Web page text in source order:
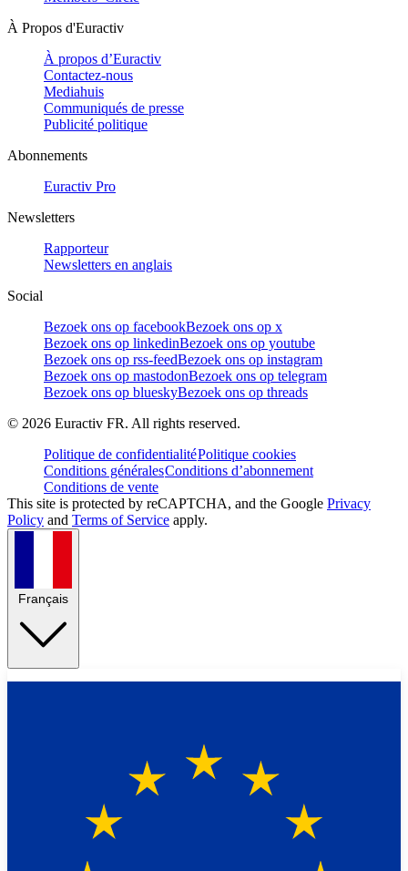
À Propos d'Euractiv
À propos d’Euractiv
Contactez-nous
Mediahuis
Communiqués de presse
Publicité politique
Abonnements
Euractiv Pro
Newsletters
Rapporteur
Newsletters en anglais
Social
Bezoek ons op facebookBezoek ons op x
Bezoek ons op linkedinBezoek ons op youtube
Bezoek ons op rss-feedBezoek ons op instagram
Bezoek ons op mastodonBezoek ons op telegram
Bezoek ons op blueskyBezoek ons op threads
© 2026 Euractiv FR. All rights reserved.
Politique de confidentialitéPolitique cookies
Conditions généralesConditions d’abonnement
Conditions de vente
This site is protected by reCAPTCHA, and the Google Privacy
Policy and Terms of Service apply.
Français